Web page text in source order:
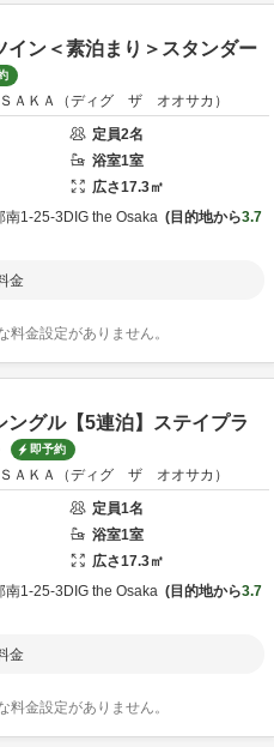
イン＜素泊まり＞スタンダー
ＡＫＡ（ディグ ザ オオサカ）
定員2名
浴室1室
広さ17.3㎡
南1-25-3 DIG the Osaka 目的地から3.7
金
料金設定がありません。
ングル【5連泊】ステイプラ
即予約
ＡＫＡ（ディグ ザ オオサカ）
定員1名
浴室1室
広さ17.3㎡
南1-25-3 DIG the Osaka 目的地から3.7
金
料金設定がありません。